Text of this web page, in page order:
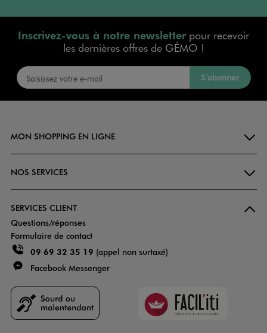
Inscrivez-vous à notre newsletterpour recevoir
les dernières offres de GÉMO !
S’abonner
MON SHOPPING EN LIGNE
NOS SERVICES
SERVICES CLIENT
Questions/réponses
Formulaire de contact
09 69 32 35 19 (appel non surtaxé)
Facebook Messenger
Faciliti